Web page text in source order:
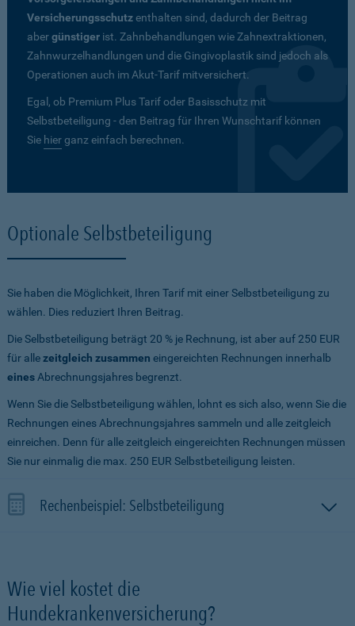
Versicherungsschutzenthalten sind, dadurch der Beitrag
abergünstiger ist. Zahnbehandlungen wie Zahnextraktionen,
Zahnwurzelhandlungen und die Gingivoplastik sind jedoch als
Operationen auch im Akut-Tarif mitversichert.
Egal, ob Premium Plus Tarif oder Basisschutz mit
Selbstbeteiligung - den Beitrag für Ihren Wunschtarif können
Sie hierganz einfach berechnen.
Optionale Selbstbeteiligung
Sie haben die Möglichkeit, Ihren Tarif mit einer Selbstbeteiligung zu
wählen. Dies reduziert Ihren Beitrag.
Die Selbstbeteiligung beträgt 20 % je Rechnung, ist aber auf 250 EUR
für allezeitgleich zusammen eingereichten Rechnungen innerhalb
eines Abrechnungsjahres begrenzt.
Wenn Sie die Selbstbeteiligung wählen, lohnt es sich also, wenn Sie die
Rechnungen eines Abrechnungsjahres sammeln und alle zeitgleich
einreichen. Denn für alle zeitgleich eingereichten Rechnungen müssen
Sie nur einmalig die max. 250 EUR Selbstbeteiligung leisten.
Rechenbeispiel: Selbstbeteiligung
Wie viel kostet die
Hundekrankenversicherung?